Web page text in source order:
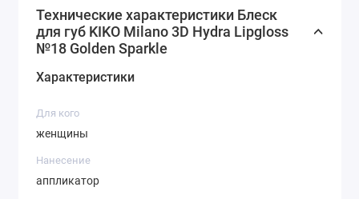
эффектами, и всегда оставайтесь в центре внимания.
Технические характеристики Блеск
для губ KIKO Milano 3D Hydra Lipgloss
№18 Golden Sparkle
Характеристики
Для кого
женщины
Нанесение
аппликатор